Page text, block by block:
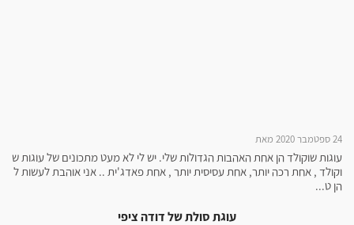
24 ספטמבר 2020 מאת
עוגות שוקולד הן אחת האהבות הגדולות שלי. יש לי לא מעט מתכונים של עוגות ש
וקולד , אחת רכה יותר, אחת עסיסית יותר , אחת פאדג'ית .. אני אוהבת לעשות ל
הן ט...
עוגת סולת של דודה ציפי